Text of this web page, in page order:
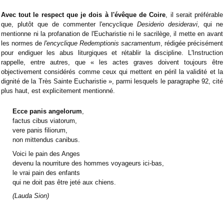
Avec tout le respect que je dois à l'évêque de Coire , il serait préférable
que, plutôt que de commenter l'encyclique Desiderio desideravi , qui ne
mentionne ni la profanation de l'Eucharistie ni le sacrilège, il mette en avant
les normes de l'encyclique Redemptionis sacramentum , rédigée précisément
pour endiguer les abus liturgiques et rétablir la discipline. L'Instruction
rappelle, entre autres, que « les actes graves doivent toujours être
objectivement considérés comme ceux qui mettent en péril la validité et la
dignité de la Très Sainte Eucharistie », parmi lesquels le paragraphe 92, cité
plus haut, est explicitement mentionné.
Ecce panis angelorum,
factus cibus viatorum,
vere panis filiorum,
non mittendus canibus.
Voici le pain des Anges
devenu la nourriture des hommes voyageurs ici-bas,
le vrai pain des enfants
qui ne doit pas être jeté aux chiens.
(Lauda Sion)